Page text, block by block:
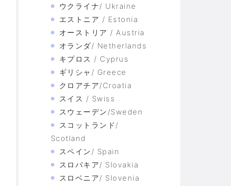
ウクライナ/ Ukraine
エストニア / Estonia
オーストリア / Austria
オランダ/ Netherlands
キプロス / Cyprus
ギリシャ/ Greece
クロアチア/Croatia
スイス / Swiss
スウェーデン/Sweden
スコットランド/
Scotland
スペイン/ Spain
スロバキア/ Slovakia
スロベニア/ Slovenia